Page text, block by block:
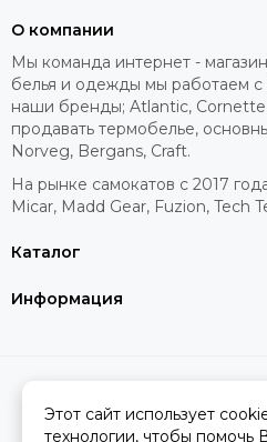
Каталог
Информация
О компании
Мы команда интернет -
белья и одежды мы работаем
наши бренды; Atlantic,
продавать термобелье,
Norveg, Bergans, Craft.
На рынке самокатов с 2017
Micar, Madd Gear, Fuzion, Tech
Сделано вMOSK.STUDIO
Этот сайт использует
технологии, чтобы помочь